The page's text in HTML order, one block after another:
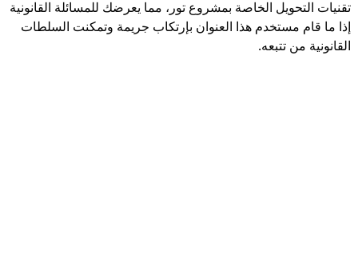
تقنيات التحويل الخاصة بمشروع تور، مما يعرضك للمسائلة القانونية
إذا ما قام مستخدم هذا العنوان بإرتكاب جريمة وتمكنت السلطات
القانونية من تتبعه.